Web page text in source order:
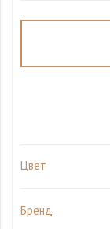
Цвет
Бренд